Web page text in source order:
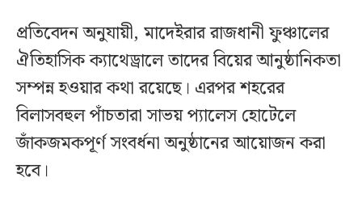
প্রতিবেদন অনুযায়ী, মাদেইরার রাজধানী ফুঞ্চালের
ঐতিহাসিক ক্যাথেড্রালে তাদের বিয়ের আনুষ্ঠানিকতা
সম্পন্ন হওয়ার কথা রয়েছে। এরপর শহরের
বিলাসবহুল পাঁচতারা সাভয় প্যালেস হোটেলে
জাঁকজমকপূর্ণ সংবর্ধনা অনুষ্ঠানের আয়োজন করা
হবে।